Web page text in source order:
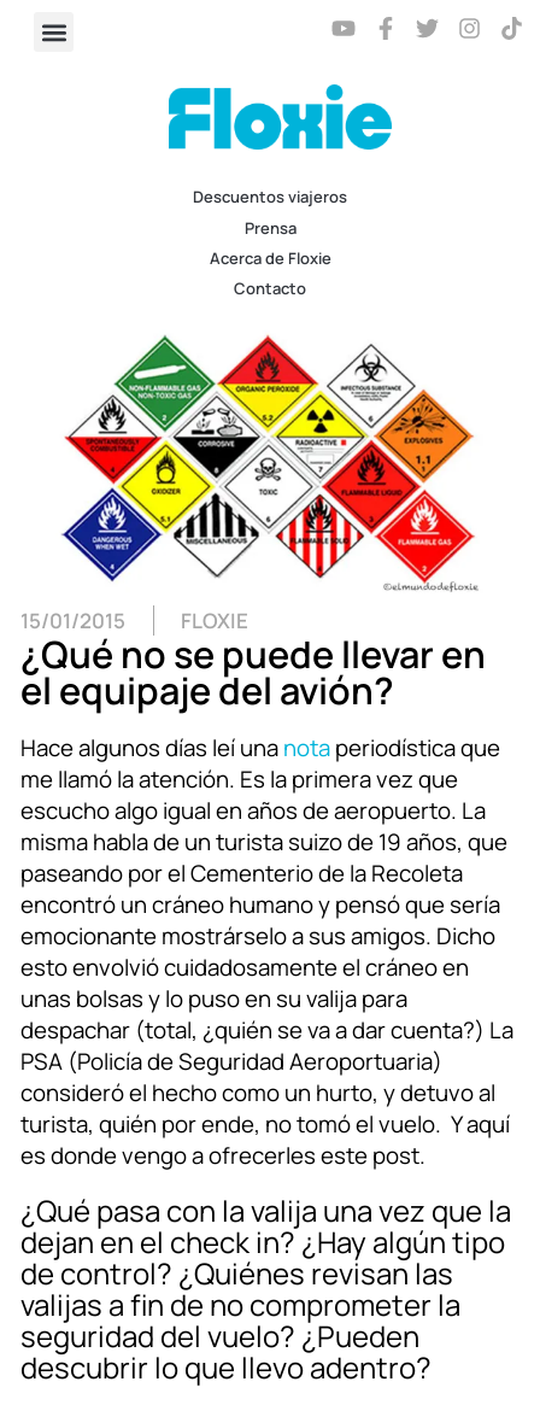
Descuentos viajeros
Prensa
Acerca de Floxie
Contacto
15/01/2015 FLOXIE
¿Qué no se puede llevar en
el equipaje del avión?
Hace algunos días leí unanotaperiodística que
me llamó la atención. Es la primera vez que
escucho algo igual en años de aeropuerto. La
misma habla de un turista suizo de 19 años, que
paseando por el Cementerio de la Recoleta
encontró un cráneo humano y pensó que sería
emocionante mostrárselo a sus amigos. Dicho
esto envolvió cuidadosamente el cráneo en
unas bolsas y lo puso en su valija para
despachar (total, ¿quién se va a dar cuenta?) La
PSA (Policía de Seguridad Aeroportuaria)
consideró el hecho como un hurto, y detuvo al
turista, quién por ende, no tomó el vuelo. Y aquí
es donde vengo a ofrecerles este post.
¿Qué pasa con la valija una vez que la
dejan en el check in? ¿Hay algún tipo
de control? ¿Quiénes revisan las
valijas a fin de no comprometer la
seguridad del vuelo? ¿Pueden
descubrir lo que llevo adentro?